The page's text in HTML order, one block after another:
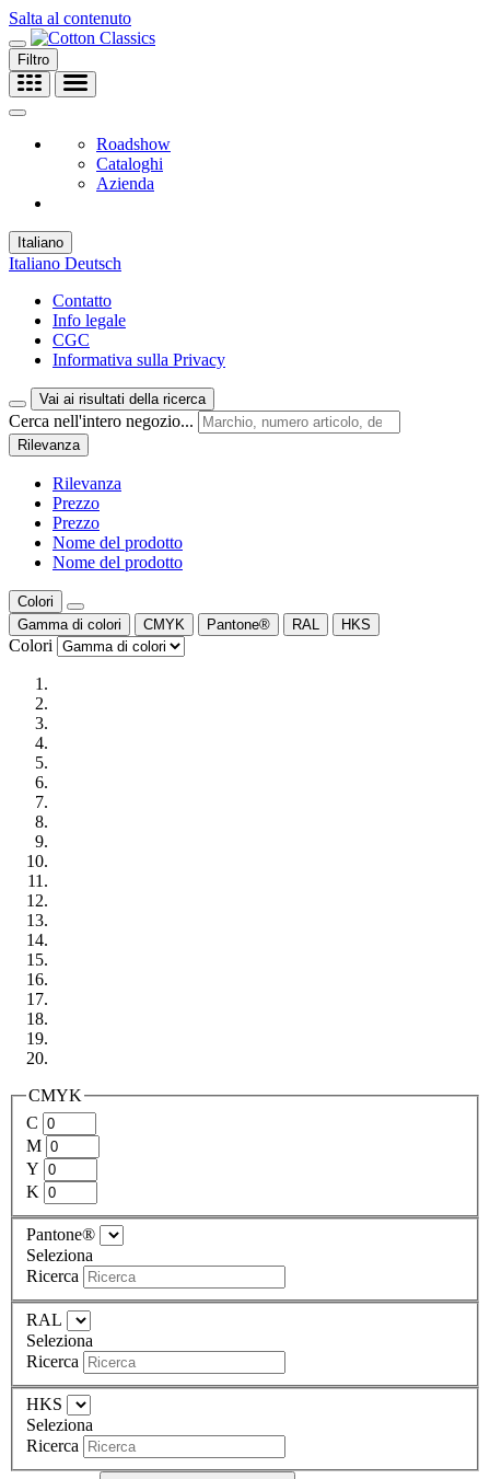
Salta al contenuto
Filtro
Roadshow
Cataloghi
Azienda
Italiano
Italiano Deutsch
Contatto
Info legale
CGC
Informativa sulla Privacy
Vai ai risultati della ricerca
Cerca nell'intero negozio...
Rilevanza
Rilevanza
Prezzo
Prezzo
Nome del prodotto
Nome del prodotto
Colori
Gamma di colori
CMYK Pantone® RAL HKS
Colori
CMYK
C
M
Y
K
Pantone®
Seleziona
Ricerca
RAL
Seleziona
Ricerca
HKS
Seleziona
Ricerca